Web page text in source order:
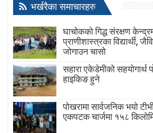
भर्खरैका समाचारहरु
घाचोकको गिद्ध संरक्षण
प्राणीशास्त्रका विद्यार्थी,
जोगाउन चासो
सहारा एकेडेमीको सहयोगार्थ
हाइकिङ हुने
पोखरामा सार्वजनिक भयो
एकपटक चार्जमा १५८